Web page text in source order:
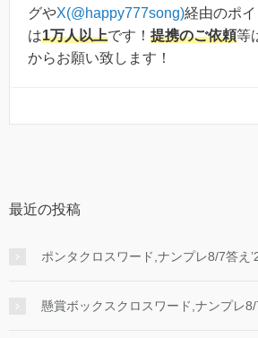
グやX(@happy777song)経由のポ
は1万人以上です！ 提携のご依頼等
からお願い致します！
最近の投稿
ポンタクロスワード,ナンプレ8/7答え
懸賞ボックスクロスワード,ナンプレ8/